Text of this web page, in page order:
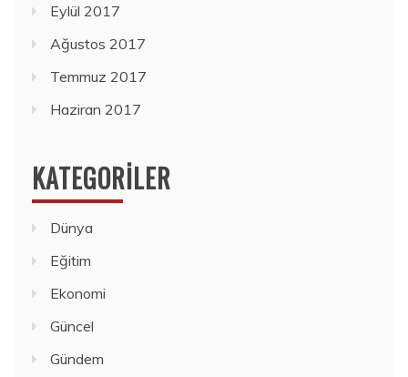
Eylül 2017
Ağustos 2017
Temmuz 2017
Haziran 2017
KATEGORILER
Dünya
Eğitim
Ekonomi
Güncel
Gündem